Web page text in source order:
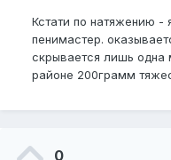
Кстати по натяжению -
пенимастер.
скрывается лишь одна
районе 200грамм
0